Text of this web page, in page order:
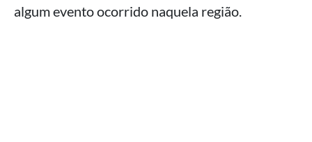
algum evento ocorrido naquela região.